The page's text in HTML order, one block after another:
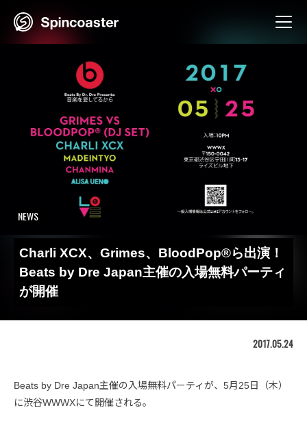
NEWS
Charli XCX、Grimes、BloodPop®ら出演！
Beats by Dre Japan主催の入場無料パーティ
が開催
2017.05.24
Beats by Dre Japan主催の入場無料パーティが、5月25日（木）
に渋谷WWWXにて開催される。